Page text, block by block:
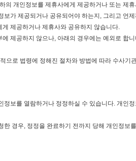
의 개인정보를 제휴사에게 제공하거나 또는 제
가 제공되거나 공유되어야 하는지, 그리고 언
제공하거나 제휴사와 공유하지 않습니다.
제공하지 않으나, 아래의 경우에는 예외로 합니
으로 법령에 정해진 절차와 방법에 따라 수사기
정보를 열람하거나 정정하실 수 있습니다. 개인
한 경우, 정정을 완료하기 전까지 당해 개인정보